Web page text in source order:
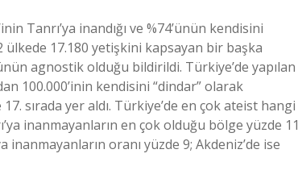
Tanrı’ya inandığı ve %74’ünün kendisini
ülkede 17.180 yetişkini kapsayan bir başka
agnostik olduğu bildirildi. Türkiye’de yapılan
100.000’inin kendisini “dindar” olarak
sırada yer aldı. Türkiye’de en çok ateist hangi
inanmayanların en çok olduğu bölge yüzde 11
inanmayanların oranı yüzde 9; Akdeniz’de ise